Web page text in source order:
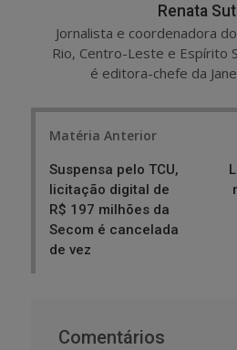
Renata
Jornalista e coordenadora
Rio, Centro-Leste e Espírito
é editora-chefe da
Matéria Anterior
Suspensa pelo TCU,
licitação digital de
R$ 197 milhões da
Secom é cancelada
de vez
Comentários